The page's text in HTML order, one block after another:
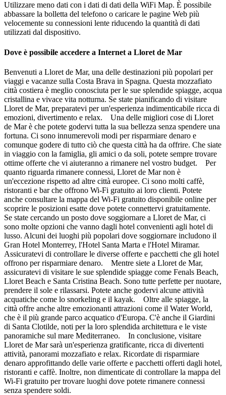
Utilizzare meno dati con i dati di dati della WiFi Map. È possibile
abbassare la bolletta del telefono o caricare le pagine Web più
velocemente su connessioni lente riducendo la quantità di dati
utilizzati dal dispositivo.
Dove è possibile accedere a Internet a Lloret de Mar
Benvenuti a Lloret de Mar, una delle destinazioni più popolari per
viaggi e vacanze sulla Costa Brava in Spagna. Questa mozzafiato
città costiera è meglio conosciuta per le sue splendide spiagge, acqua
cristallina e vivace vita notturna. Se state pianificando di visitare
Lloret de Mar, preparatevi per un'esperienza indimenticabile ricca di
emozioni, divertimento e relax. Una delle migliori cose di Lloret
de Mar è che potete godervi tutta la sua bellezza senza spendere una
fortuna. Ci sono innumerevoli modi per risparmiare denaro e
comunque godere di tutto ciò che questa città ha da offrire. Che siate
in viaggio con la famiglia, gli amici o da soli, potete sempre trovare
ottime offerte che vi aiuteranno a rimanere nel vostro budget. Per
quanto riguarda rimanere connessi, Lloret de Mar non è
un'eccezione rispetto ad altre città europee. Ci sono molti caffè,
ristoranti e bar che offrono Wi-Fi gratuito ai loro clienti. Potete
anche consultare la mappa del Wi-Fi gratuito disponibile online per
scoprire le posizioni esatte dove potete connettervi gratuitamente.
Se state cercando un posto dove soggiornare a Lloret de Mar, ci
sono molte opzioni che vanno dagli hotel convenienti agli hotel di
lusso. Alcuni dei luoghi più popolari dove soggiornare includono il
Gran Hotel Monterrey, l'Hotel Santa Marta e l'Hotel Miramar.
Assicuratevi di controllare le diverse offerte e pacchetti che gli hotel
offrono per risparmiare denaro. Mentre siete a Lloret de Mar,
assicuratevi di visitare le sue splendide spiagge come Fenals Beach,
Lloret Beach e Santa Cristina Beach. Sono tutte perfette per nuotare,
prendere il sole e rilassarsi. Potete anche godervi alcune attività
acquatiche come lo snorkeling e il kayak. Oltre alle spiagge, la
città offre anche altre emozionanti attrazioni come il Water World,
che è il più grande parco acquatico d'Europa. C'è anche il Giardini
di Santa Clotilde, noti per la loro splendida architettura e le viste
panoramiche sul mare Mediterraneo. In conclusione, visitare
Lloret de Mar sarà un'esperienza gratificante, ricca di divertenti
attività, panorami mozzafiato e relax. Ricordate di risparmiare
denaro approfittando delle varie offerte e pacchetti offerti dagli hotel,
ristoranti e caffè. Inoltre, non dimenticate di controllare la mappa del
Wi-Fi gratuito per trovare luoghi dove potete rimanere connessi
senza spendere soldi.